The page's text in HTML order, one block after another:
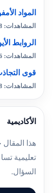
المواد
المشاهدات: 248
الروابط
المشاهدات: 206
قوى
المشاهدات: 208
الأكاديمية
هذا
تعليمية
السؤال.